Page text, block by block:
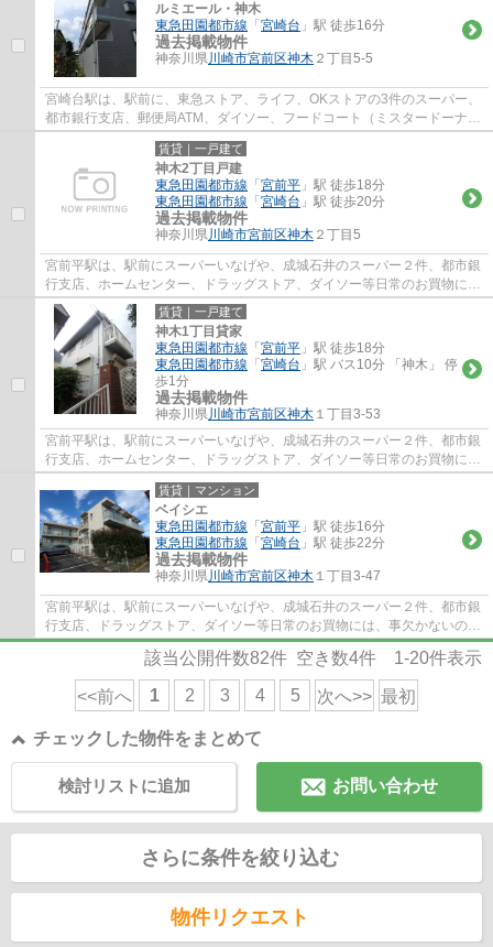
ルミエール・神木
東急田園都市線 「 宮崎台 」駅 徒歩16分
過去掲載物件
神奈川県川崎市宮前区神木 ２丁目5-5
宮崎台駅は、駅前に、東急ストア、ライフ、OKストアの3件のスーパー、
都市銀行支店、郵便局ATM、ダイソー、フードコート（ミスタードーナ
ツ、ケンタッキー、タリーズ、銀だこ）等があ...
賃貸｜一戸建て
神木2丁目戸建
東急田園都市線 「 宮前平 」駅 徒歩18分
東急田園都市線 「 宮崎台 」駅 徒歩20分
過去掲載物件
神奈川県川崎市宮前区神木 ２丁目5
宮前平駅は、駅前にスーパーいなげや、成城石井のスーパー２件、都市銀
行支店、ホームセンター、ドラッグストア、ダイソー等日常のお買物に
は、事欠かないのと、駅北側には、宮前区役...
賃貸｜一戸建て
神木1丁目貸家
東急田園都市線 「 宮前平 」駅 徒歩18分
東急田園都市線 「 宮崎台 」駅 バス10分 「神木」 停
歩1分
過去掲載物件
神奈川県川崎市宮前区神木 １丁目3-53
宮前平駅は、駅前にスーパーいなげや、成城石井のスーパー２件、都市銀
行支店、ホームセンター、ドラッグストア、ダイソー等日常のお買物に
は、事欠かないのと、駅北側には、宮前区役...
賃貸｜マンション
ベイシエ
東急田園都市線 「 宮前平 」駅 徒歩16分
東急田園都市線 「 宮崎台 」駅 徒歩22分
過去掲載物件
神奈川県川崎市宮前区神木 １丁目3-47
宮前平駅は、駅前にスーパーいなげや、成城石井のスーパー２件、都市銀
行支店、ドラッグストア、ダイソー等日常のお買物には、事欠かないの
と、駅北側には、宮前区役所、宮前図書館、...
該当公開件数82件 空き数4件 1-20件表示
<<前へ 1 2 3 4 5 次へ>> 最初
チェックした物件をまとめて
お問い合わせ
検討リストに追加
さらに条件を絞り込む
物件リクエスト